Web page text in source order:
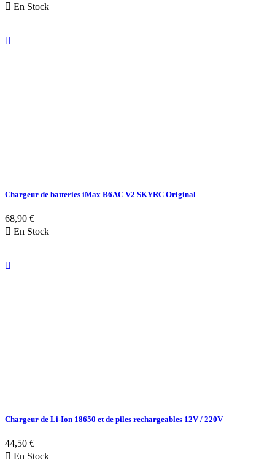
 En Stock

Chargeur de batteries iMax B6AC V2 SKYRC Original
68,90 €
 En Stock

Chargeur de Li-Ion 18650 et de piles rechargeables 12V / 220V
44,50 €
 En Stock